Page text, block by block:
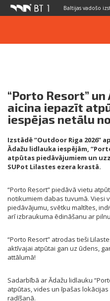
Baltijas vadošo
“Porto Resort”
aicina iepazīt
iespējas netālu
Izstādē “Outdoor Riga 2026”
Ādažu lidlauka iespējām,
atpūtas piedāvājumiem un
SUPot Lilastes ezera krastā.
“Porto Resort” piedāvā vietu
notikumiem dabas tuvumā. Viesi
piedāvājumu, svētku maltītes,
arī izbraukuma ēdināšanu ar
“Porto Resort” atrodas tieši
aktīvajai atpūtai gan uz ūdens,
attālumā!
Sadarbībā ar Ādažu lidlauku
atpūtas, vides un īpašas
radīšanā.